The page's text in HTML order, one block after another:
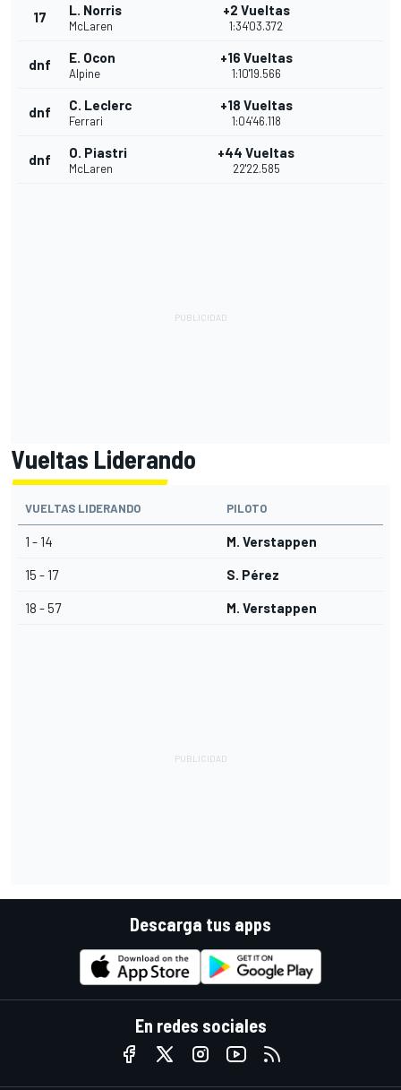
17 L. Norris
McLaren
+2 Vueltas
1:34'03.372
dnf E. Ocon
Alpine
+16 Vueltas
1:10'19.566
dnf C. Leclerc
Ferrari
+18 Vueltas
1:04'46.118
dnf O. Piastri
McLaren
+44 Vueltas
22'22.585
Vueltas Liderando
VUELTAS LIDERANDO PILOTO
1 - 14 M. Verstappen
15 - 17 S. Pérez
18 - 57 M. Verstappen
Descarga tus apps
En redes sociales